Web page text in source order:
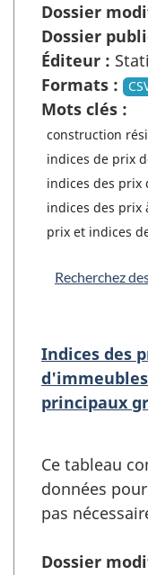
Dossier
Dossier
Éditeur :
Formats :
Mots clés :
construction
indices de prix
indices des prix
indices des prix
prix et indices
Recherchez
Indices des
principaux
Ce tableau
données
pas
Dossier